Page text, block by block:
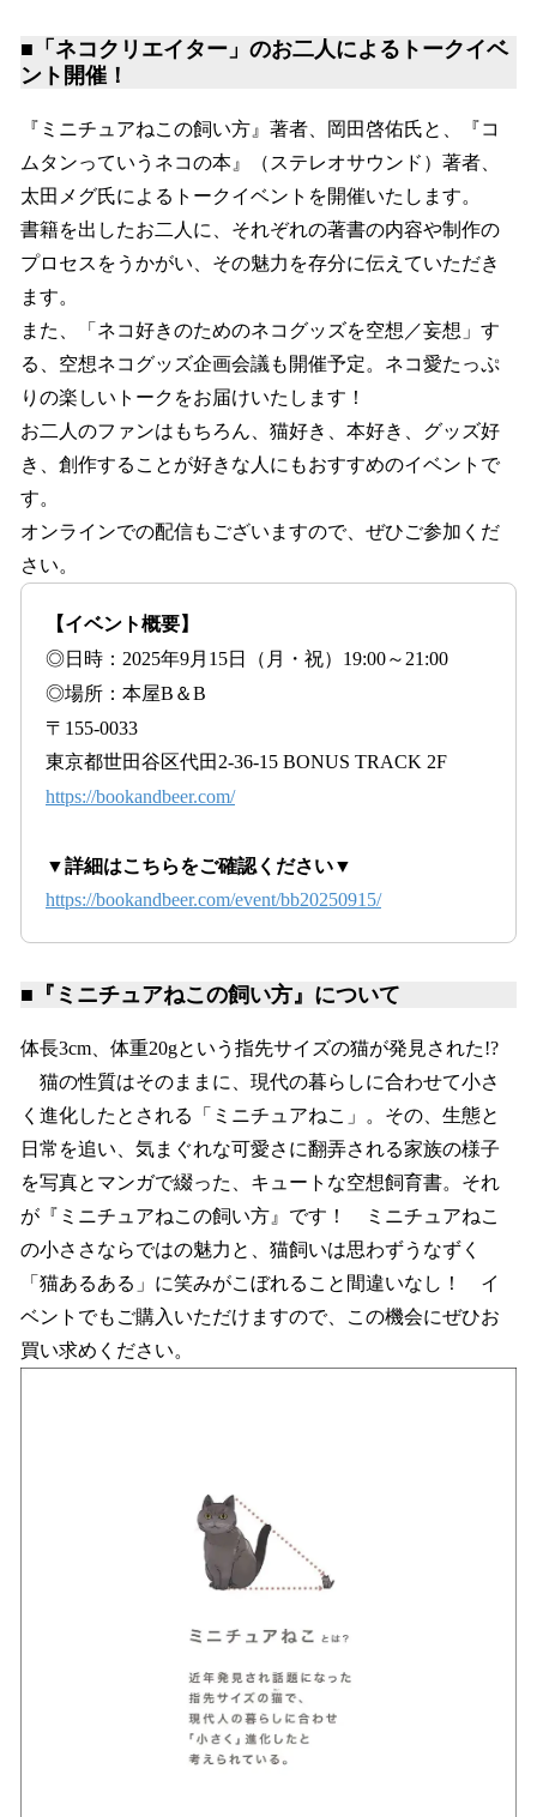
■「ネコクリエイター」のお二人によるトークイベ
ント開催！
『ミニチュアねこの飼い方』著者、岡田啓佑氏と、『コ
ムタンっていうネコの本』（ステレオサウンド）著者、
太田メグ氏によるトークイベントを開催いたします。
書籍を出したお二人に、それぞれの著書の内容や制作の
プロセスをうかがい、その魅力を存分に伝えていただき
ます。
また、「ネコ好きのためのネコグッズを空想／妄想」す
る、空想ネコグッズ企画会議も開催予定。ネコ愛たっぷ
りの楽しいトークをお届けいたします！
お二人のファンはもちろん、猫好き、本好き、グッズ好
き、創作することが好きな人にもおすすめのイベントで
す。
オンラインでの配信もございますので、ぜひご参加くだ
さい。
【イベント概要】
◎日時：2025年9月15日（月・祝）19:00～21:00
◎場所：本屋B＆B
〒155-0033
東京都世田谷区代田2-36-15 BONUS TRACK 2F
https://bookandbeer.com/
▼詳細はこちらをご確認ください▼
https://bookandbeer.com/event/bb20250915/
■『ミニチュアねこの飼い方』について
体長3cm、体重20gという指先サイズの猫が発見された!?
猫の性質はそのままに、現代の暮らしに合わせて小さ
く進化したとされる「ミニチュアねこ」。その、生態と
日常を追い、気まぐれな可愛さに翻弄される家族の様子
を写真とマンガで綴った、キュートな空想飼育書。それ
が『ミニチュアねこの飼い方』です！ ミニチュアねこ
の小ささならではの魅力と、猫飼いは思わずうなずく
「猫あるある」に笑みがこぼれること間違いなし！ イ
ベントでもご購入いただけますので、この機会にぜひお
買い求めください。